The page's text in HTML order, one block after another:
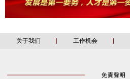
关于我们 工作机会